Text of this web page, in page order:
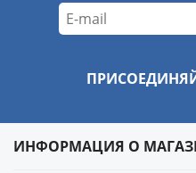
ИНФОРМАЦИЯ О